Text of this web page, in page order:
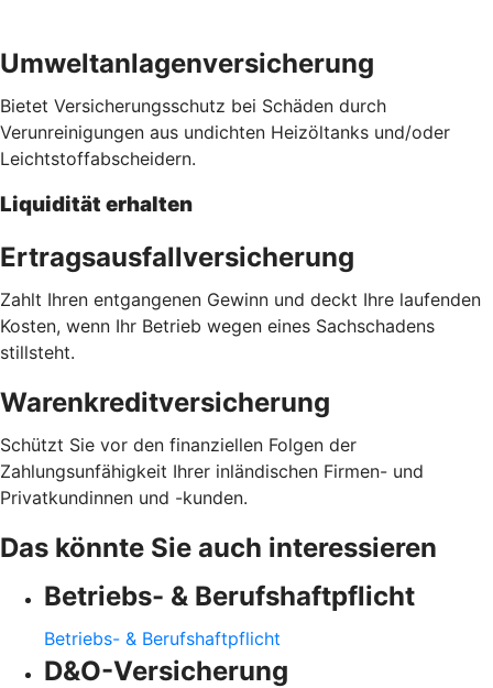
Umweltanlagenversicherung
Bietet Versicherungsschutz bei Schäden durch
Verunreinigungen aus undichten Heizöltanks und/oder
Leichtstoffabscheidern.
Liquidität erhalten
Ertragsausfallversicherung
Zahlt Ihren entgangenen Gewinn und deckt Ihre laufenden
Kosten, wenn Ihr Betrieb wegen eines Sachschadens
stillsteht.
Warenkreditversicherung
Schützt Sie vor den finanziellen Folgen der
Zahlungsunfähigkeit Ihrer inländischen Firmen- und
Privatkundinnen und -kunden.
Das könnte Sie auch interessieren
Betriebs- & Berufshaftpflicht
Betriebs- & Berufshaftpflicht
D&O-Versicherung